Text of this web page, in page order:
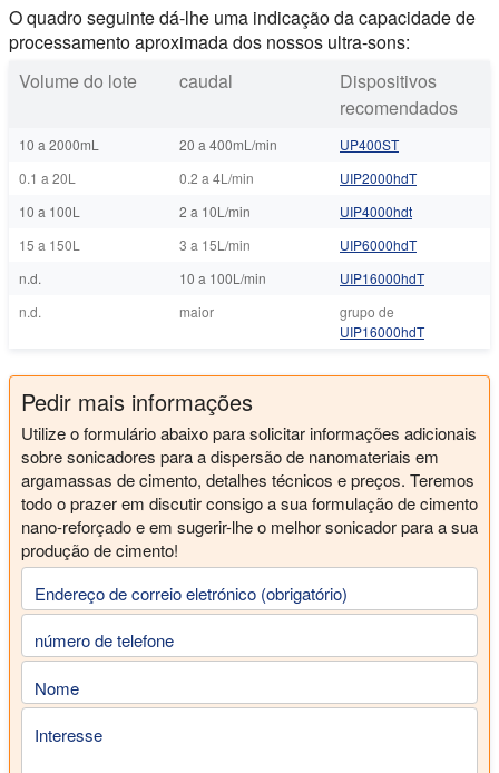
O quadro seguinte dá-lhe uma indicação da capacidade de
processamento aproximada dos nossos ultra-sons:
Volume do lote
caudal
Dispositivos
recomendados
10 a 2000mL 20 a 400mL/min
UP400ST
0.1 a 20L
0.2 a 4L/min
UIP2000hdT
10 a 100L
2 a 10L/min
UIP4000hdt
15 a 150L
3 a 15L/min
UIP6000hdT
n.d.
10 a 100L/min
UIP16000hdT
n.d.
maior
grupo de
UIP16000hdT
Pedir mais informações
Utilize o formulário abaixo para solicitar informações adicionais
sobre sonicadores para a dispersão de nanomateriais em
argamassas de cimento, detalhes técnicos e preços. Teremos
todo o prazer em discutir consigo a sua formulação de cimento
nano-reforçado e em sugerir-lhe o melhor sonicador para a sua
produção de cimento!
Endereço de correio eletrónico (obrigatório)
número de telefone
Nome
Interesse